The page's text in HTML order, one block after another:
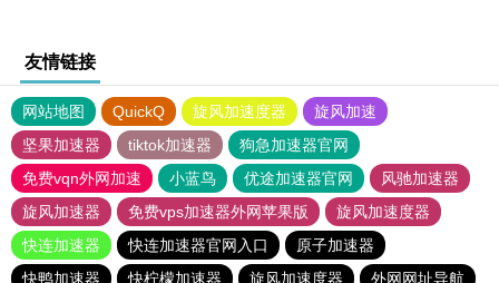
友情链接
网站地图 QuickQ 旋风加速度器
旋风加速
坚果加速器
tiktok加速器
狗急加速器官网
免费vqn外网加速
小蓝鸟 优途加速器官网
风驰加速器
旋风加速器
免费vps加速器外网苹果版
旋风加速度器
快连加速器
快连加速器官网入口
原子加速器
快鸭加速器
快柠檬加速器 旋风加速度器 外网网址导航